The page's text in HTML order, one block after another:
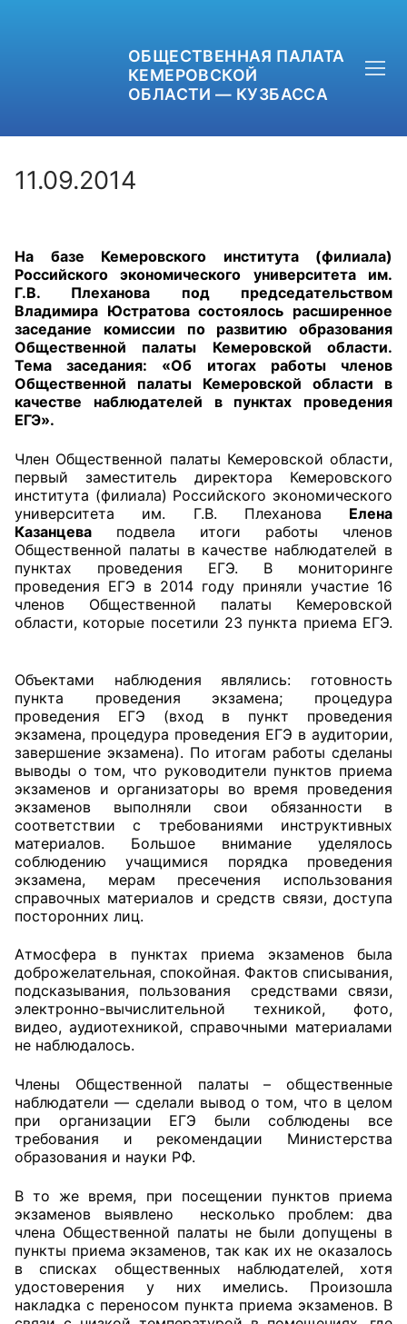
ОБЩЕСТВЕННАЯ ПАЛАТА
КЕМЕРОВСКОЙ
ОБЛАСТИ — КУЗБАССА
OPKO42@BK.RU
ОБРАТНАЯ СВЯЗЬ
Общественные советы
Общественные советы при территориальных
органах федеральных органов
исполнительной власти
Общественные советы по проведению
независимой оценки качества условий
О Палате
Структура Палаты
Комиссии
Экспертный совет ОП КО
Совет ОП КО
Общественный штаб
Документы ОП КО
Регламент ОП КО
Кодекс этики ОП КО
Положения
Соглашения
Рекомендации
Порядок работы ЦОН
Аппарат ОП КО
УСТАВ ГКУ “АППАРАТ ОП КО”
11.09.2014
На базе Кемеровского института (филиала)
Российского экономического университета им.
Г.В. Плеханова под председательством
Владимира Юстратова состоялось расширенное
заседание комиссии по развитию образования
Общественной палаты Кемеровской области.
Тема заседания: «Об итогах работы членов
Общественной палаты Кемеровской области в
качестве наблюдателей в пунктах проведения
ЕГЭ».
Член Общественной палаты Кемеровской области,
первый заместитель директора Кемеровского
института (филиала) Российского экономического
университета им. Г.В. Плеханова Елена
Казанцева подвела итоги работы членов
Общественной палаты в качестве наблюдателей в
пунктах проведения ЕГЭ. В мониторинге
проведения ЕГЭ в 2014 году приняли участие 16
членов Общественной палаты Кемеровской
области, которые посетили 23 пункта приема ЕГЭ.
Объектами наблюдения являлись: готовность
пункта проведения экзамена; процедура
проведения ЕГЭ (вход в пункт проведения
экзамена, процедура проведения ЕГЭ в аудитории,
завершение экзамена). По итогам работы сделаны
выводы о том, что руководители пунктов приема
экзаменов и организаторы во время проведения
экзаменов выполняли свои обязанности в
соответствии с требованиями инструктивных
материалов. Большое внимание уделялось
соблюдению учащимися порядка проведения
экзамена, мерам пресечения использования
справочных материалов и средств связи, доступа
посторонних лиц.
Атмосфера в пунктах приема экзаменов была
доброжелательная, спокойная. Фактов списывания,
подсказывания, пользования средствами связи,
электронно-вычислительной техникой, фото,
видео, аудиотехникой, справочными материалами
не наблюдалось.
Члены Общественной палаты – общественные
наблюдатели — сделали вывод о том, что в целом
при организации ЕГЭ были соблюдены все
требования и рекомендации Министерства
образования и науки РФ.
В то же время, при посещении пунктов приема
экзаменов выявлено несколько проблем: два
члена Общественной палаты не были допущены в
пункты приема экзаменов, так как их не оказалось
в списках общественных наблюдателей, хотя
удостоверения у них имелись. Произошла
накладка с переносом пункта приема экзаменов. В